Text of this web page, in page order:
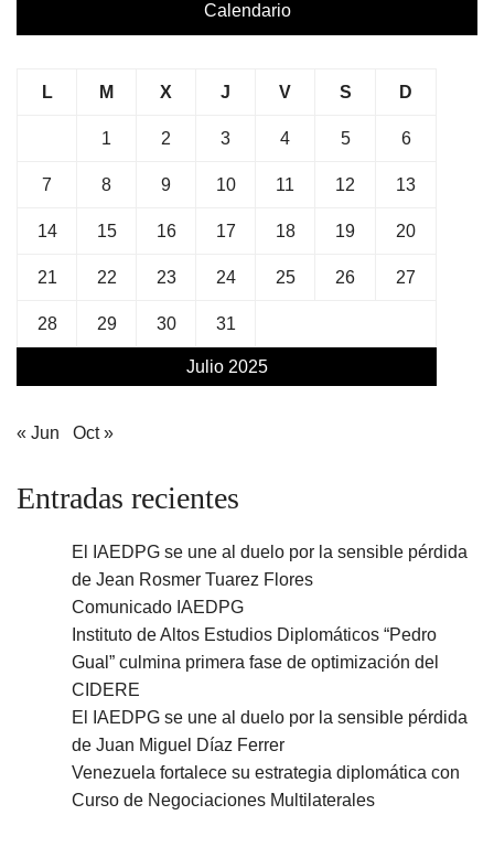
Calendario
Julio 2025
L M X J V S D
1 2 3 4 5 6
7 8 9 10 11 12 13
14 15 16 17 18 19 20
21 22 23 24 25 26 27
28 29 30 31
« Jun Oct »
Entradas recientes
El IAEDPG se une al duelo por la sensible pérdida
de Jean Rosmer Tuarez Flores
Comunicado IAEDPG
Instituto de Altos Estudios Diplomáticos “Pedro
Gual” culmina primera fase de optimización del
CIDERE
El IAEDPG se une al duelo por la sensible pérdida
de Juan Miguel Díaz Ferrer
Venezuela fortalece su estrategia diplomática con
Curso de Negociaciones Multilaterales